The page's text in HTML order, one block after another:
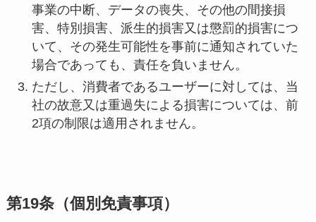
事業の中断、データの喪失、その他の間接損
害、特別損害、派生的損害又は懲罰的損害につ
いて、その発生可能性を事前に通知されていた
場合であっても、責任を負いません。
ただし、消費者であるユーザーに対しては、当
社の故意又は重過失による損害については、前
2項の制限は適用されません。
第19条（個別免責事項）